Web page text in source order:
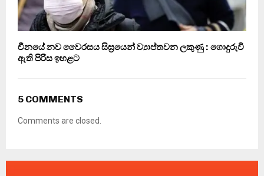
චීනයේ නව වෛරසය සිඝ්‍රයෙන් ව්‍යාප්තවන ලකුණු : ගොදුරුවි
ඇති පිරිස ඉහළට
5 COMMENTS
Comments are closed.